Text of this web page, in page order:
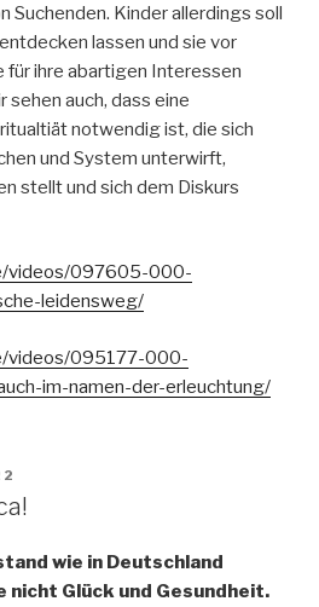
Suchenden. Kinder allerdings soll
lassen und sie vor
für ihre abartigen Interessen
sehen auch, dass eine
notwendig ist, die sich
und System unterwirft,
stellt und sich dem Diskurs
videos/097605-000-
leidensweg/
videos/095177-000-
im-namen-der-erleuchtung/
wie in Deutschland
nicht Glück und Gesundheit.